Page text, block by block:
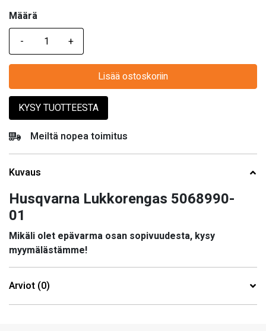
Määrä
Määrä
Lisää ostoskoriin
KYSY TUOTTEESTA
Meiltä nopea toimitus
Kuvaus
Husqvarna Lukkorengas 5068990-
01
Mikäli olet epävarma osan sopivuudesta, kysy
myymälästämme!
Arviot (0)